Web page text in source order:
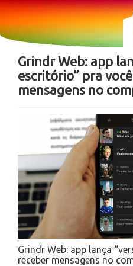
Sobre
Notícias
Grindr Web: app
escritório” pra
mensagens no
Grindr Web: app lança
receber mensagens no